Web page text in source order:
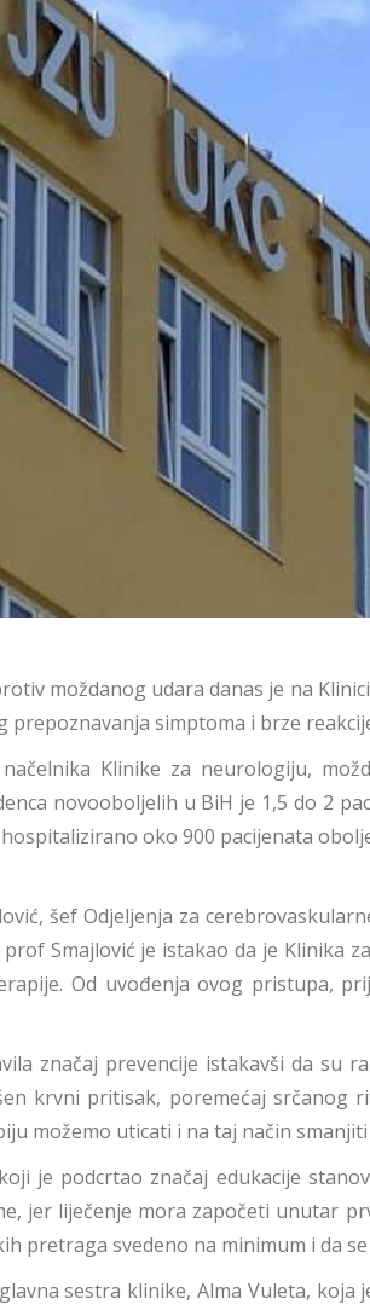
moždanog udara danas je na
simptoma i brze
Klinike za neurologiju,
novooboljelih u BiH je 1,5 do 2
oko 900 pacijenata
šef Odjeljenja za
Smajlović je istakao da je Klinika
Od uvođenja ovog pristupa,
značaj prevencije istakavši da su
krvni pritisak, poremećaj
možemo uticati i na taj način
je podcrtao značaj edukacije
jer liječenje mora započeti unutar
pretraga svedeno na minimum i da
sestra klinike, Alma Vuleta,